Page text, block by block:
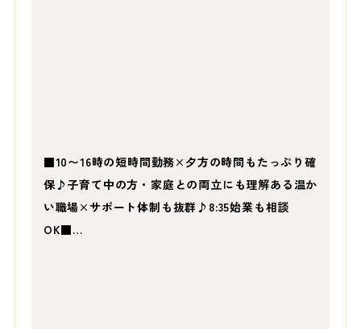
■10〜16時の短時間勤務×夕方の時間もたっぷり確
保♪子育て中の方・家庭との両立にも理解ある温か
い職場×サポート体制も抜群♪8:35始業も相談
OK■…